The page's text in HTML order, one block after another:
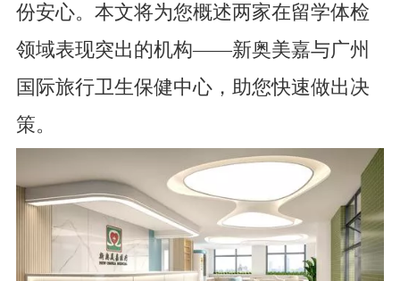
份安心。本文将为您概述两家在留学体检
领域表现突出的机构——新奥美嘉与广州
国际旅行卫生保健中心，助您快速做出决
策。